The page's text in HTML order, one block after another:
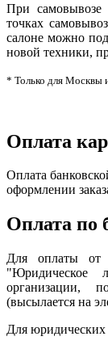
При
точках
салоне можно
новой техники,
* Только для Москвы
Оплата
Оплата
оформлении
Оплата по
Для оплаты от
"Юридическое
организации,
(высылается на
Для юридических